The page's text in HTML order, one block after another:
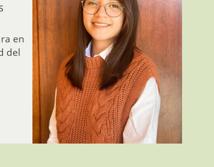
en
del